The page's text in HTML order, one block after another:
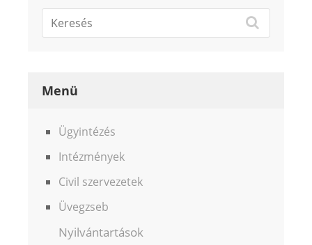
Menü
Ügyintézés
Intézmények
Civil szervezetek
Üvegzseb
Nyilvántartások